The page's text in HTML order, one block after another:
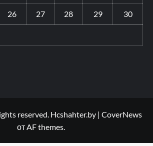
26 27 28 29 30
reserved. Hcshahter.by | CoverNews
от AF themes.